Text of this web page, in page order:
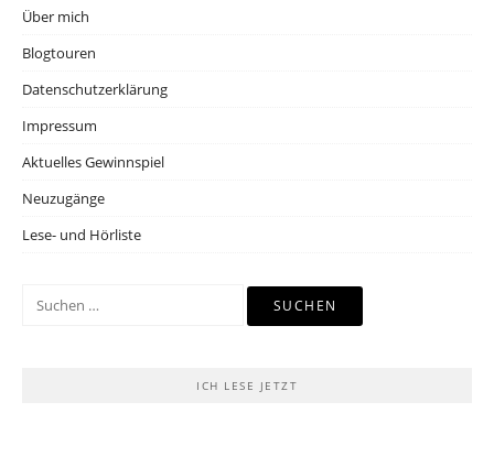
Über mich
Blogtouren
Datenschutzerklärung
Impressum
Aktuelles Gewinnspiel
Neuzugänge
Lese- und Hörliste
Suchen
ICH LESE JETZT